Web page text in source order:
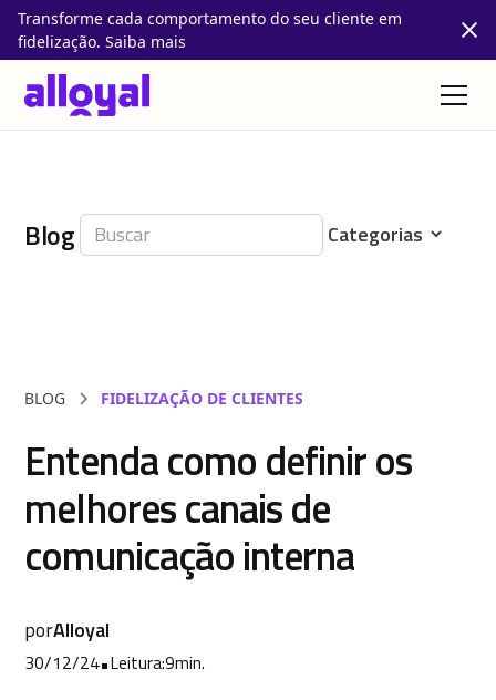
Transforme cada comportamento do seu cliente em
fidelização. Saiba mais
Blog
BLOG FIDELIZAÇÃO DE CLIENTES
Entenda como definir os
melhores canais de
comunicação interna
porAlloyal
30/12/24•Leitura:9min.